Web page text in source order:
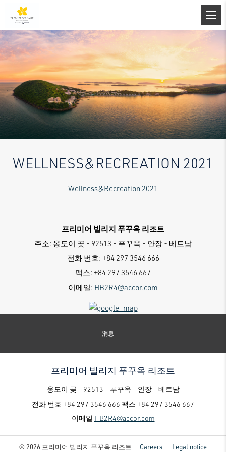
WELLNESS&RECREATION 2021
Wellness&Recreation 2021
프리미어 빌리지 푸꾸옥 리조트
주소: 옹도이 곶 - 92513 - 푸꾸옥 - 안장 - 베트남
전화 번호: +84 297 3546 666
팩스: +84 297 3546 667
이메일: HB2R4@accor.com
消息
프리미어 빌리지 푸꾸옥 리조트
옹도이 곶 - 92513 - 푸꾸옥 - 안장 - 베트남
전화 번호 +84 297 3546 666 팩스 +84 297 3546 667
이메일 HB2R4@accor.com
© 2026 프리미어 빌리지 푸꾸옥 리조트 | Careers | Legal notice